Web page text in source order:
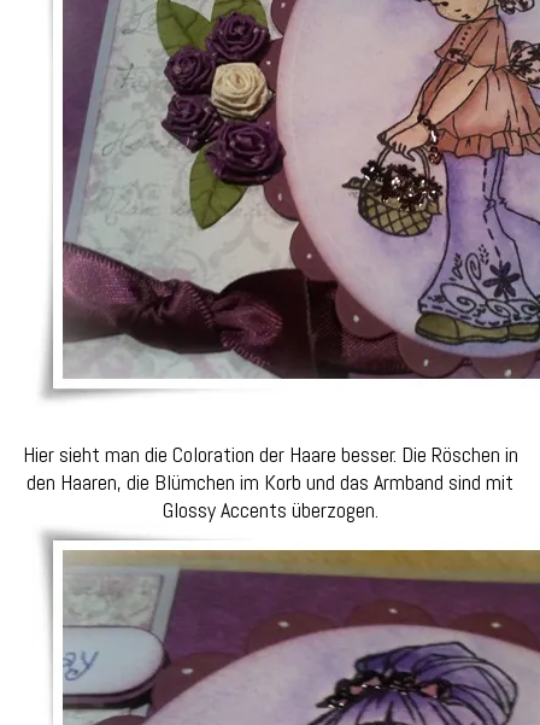
Hier sieht man die Coloration der Haare besser. Die Röschen in
den Haaren, die Blümchen im Korb und das Armband sind mit
Glossy Accents überzogen.